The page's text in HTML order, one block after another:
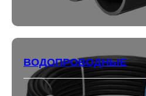
ВОДОПРОВОДНЫЕ